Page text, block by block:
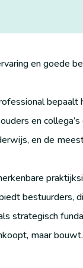
en goede
en
en de
bestuurders,
strategisch
maar bouwt.